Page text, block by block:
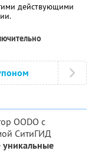
действующими
OODO с
СитиГИД
уникальные